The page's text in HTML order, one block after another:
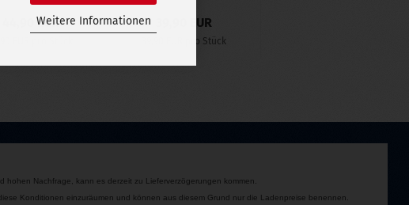
Weitere Informationen
44,90 EUR 39,90 EUR
39,90 EUR pro Stück
hohen Nachfrage, kann es derzeit zu Lieferverzögerungen kommen.
Konditionen einzuräumen und können aus diesem Grund nur die Ladenpreise benennen.